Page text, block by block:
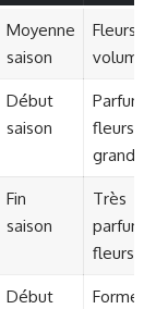
Moyenne
saison
Fleurs
Début
saison
Parfum
fleurs
grandes
Fin
saison
Très
fleurs
Début
Forme